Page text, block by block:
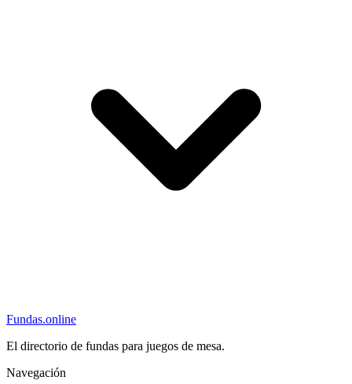
Fundas.online
El directorio de fundas para juegos de mesa.
Navegación